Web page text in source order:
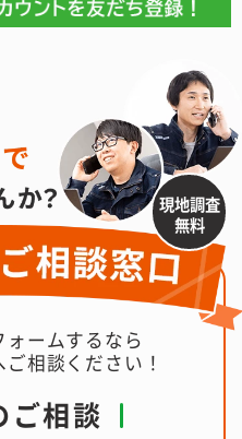
現地調査
無料
ームするなら
相談ください！
ご相談